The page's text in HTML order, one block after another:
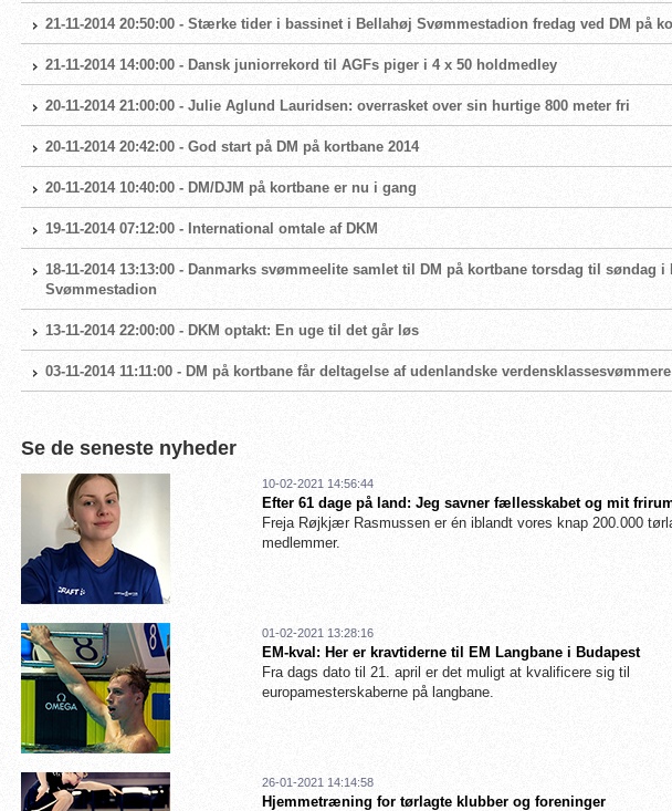
21-11-2014 20:50:00 - Stærke tider i bassinet i Bellahøj Svømmestadion fredag ved DM på
21-11-2014 14:00:00 - Dansk juniorrekord til AGFs piger i 4 x 50 holdmedley
20-11-2014 21:00:00 - Julie Aglund Lauridsen: overrasket over sin hurtige 800 meter fri
20-11-2014 20:42:00 - God start på DM på kortbane 2014
20-11-2014 10:40:00 - DM/DJM på kortbane er nu i gang
19-11-2014 07:12:00 - International omtale af DKM
18-11-2014 13:13:00 - Danmarks svømmeelite samlet til DM på kortbane torsdag til søndag i
Svømmestadion
13-11-2014 22:00:00 - DKM optakt: En uge til det går løs
03-11-2014 11:11:00 - DM på kortbane får deltagelse af udenlandske verdensklassesvømmere
Se de seneste nyheder
10-02-2021 14:56:44
Efter 61 dage på land: Jeg savner fællesskabet og mit
Freja Røjkjær Rasmussen er én iblandt vores knap 200.000
medlemmer.
01-02-2021 13:28:16
EM-kval: Her er kravtiderne til EM Langbane i Budapest
Fra dags dato til 21. april er det muligt at kvalificere sig til
europamesterskaberne på langbane.
26-01-2021 14:14:58
Hjemmetræning for tørlagte klubber og foreninger